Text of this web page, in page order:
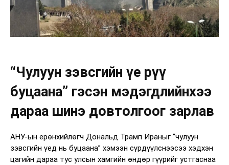
“Чулуун зэвсгийн үе рүү
буцаана” гэсэн мэдэгдлийнхээ
дараа шинэ довтолгоог зарлав
АНУ-ын ерөнхийлөгч Дональд Трамп Ираныг “чулуун
зэвсгийн үед нь буцаана” хэмээн сүрдүүлснээсээ хэдхэн
цагийн дараа тус улсын хамгийн өндөр гүүрийг устгаснаа